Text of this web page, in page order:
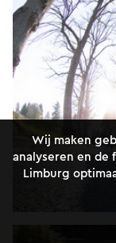
Wij maken
analyseren en
Limburg